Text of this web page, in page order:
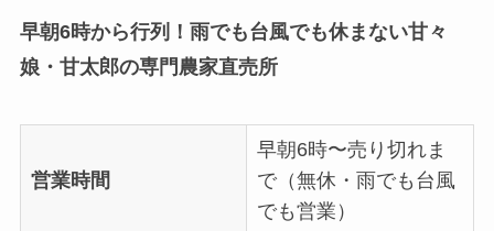
早朝6時から行列！雨でも台風でも休まない甘々
娘・甘太郎の専門農家直売所
営業時間
早朝6時〜売り切れま
で（無休・雨でも台風
でも営業）